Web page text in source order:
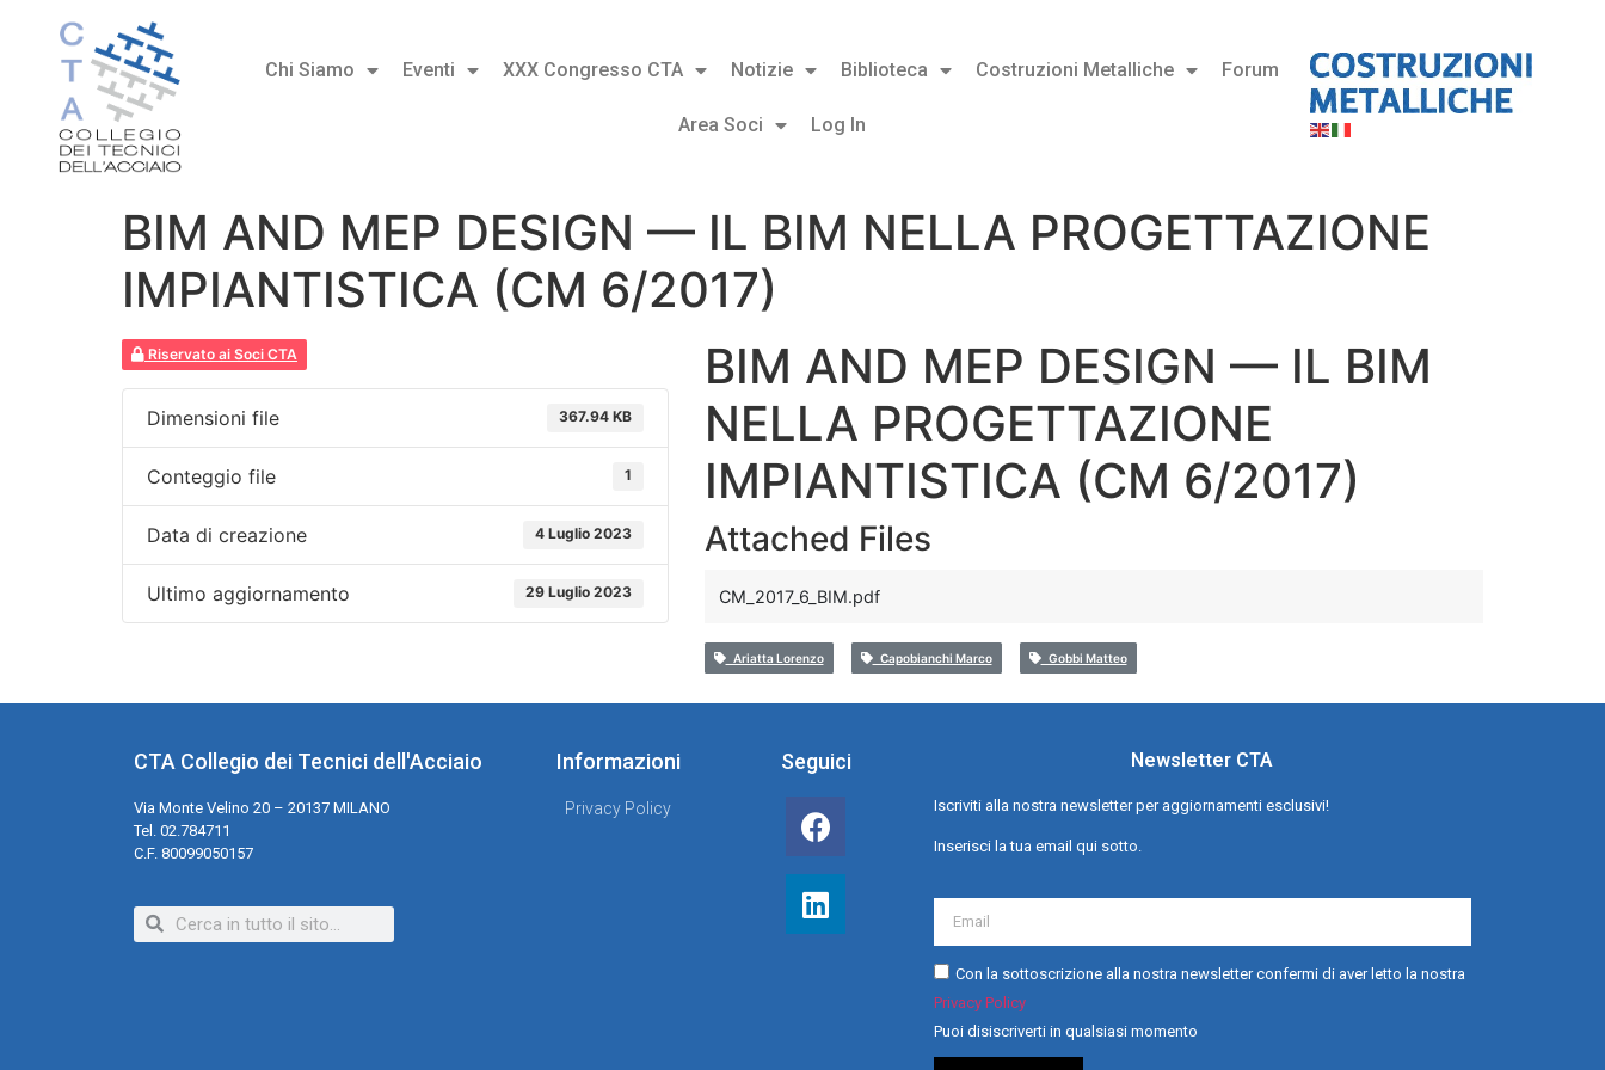
Chi Siamo Eventi XXX Congresso CTA Notizie Biblioteca Costruzioni Metalliche Forum
Area Soci Log In
BIM AND MEP DESIGN — IL BIM NELLA PROGETTAZIONE
IMPIANTISTICA (CM 6/2017)
Riservato ai Soci CTA
Dimensioni file 367.94 KB
Conteggio file 1
Data di creazione 4 Luglio 2023
Ultimo aggiornamento 29 Luglio 2023
BIM AND MEP DESIGN — IL BIM
NELLA PROGETTAZIONE
IMPIANTISTICA (CM 6/2017)
Attached Files
CM_2017_6_BIM.pdf
Ariatta Lorenzo Capobianchi Marco Gobbi Matteo
CTA Collegio dei Tecnici dell'Acciaio
Via Monte Velino 20 – 20137 MILANO
Tel. 02.784711
C.F. 80099050157
Informazioni
Privacy Policy
Seguici Newsletter CTA
Iscriviti alla nostra newsletter per aggiornamenti esclusivi!
Inserisci la tua email qui sotto.
Con la sottoscrizione alla nostra newsletter confermi di aver letto la nostra
Privacy Policy
Puoi disiscriverti in qualsiasi momento